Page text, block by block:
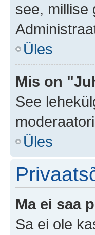
see, millise
Üles
Mis on
See
Üles
Ma ei saa
Sa ei ole